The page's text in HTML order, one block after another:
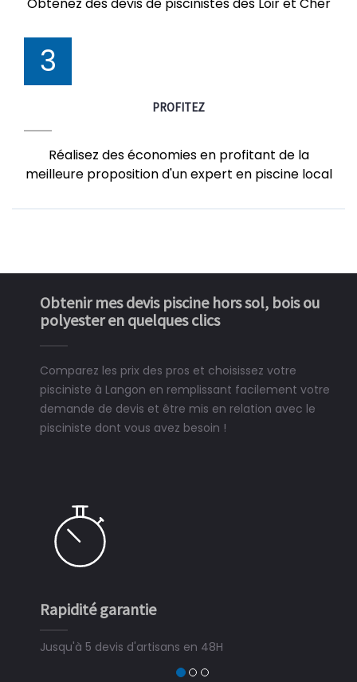
3
PROFITEZ
Réalisez des économies en profitant de la
meilleure proposition d'un expert en piscine local
Obtenir mes devis piscine hors sol, bois ou
polyester en quelques clics
Comparez les prix des pros et choisissez votre
pisciniste à Langon en remplissant facilement votre
demande de devis et être mis en relation avec le
pisciniste dont vous avez besoin !
Rapidité garantie
Jusqu'à 5 devis d'artisans en 48H